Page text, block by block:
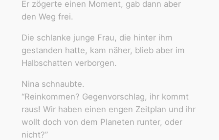
Er zögerte einen Moment, gab dann aber
den Weg frei.
Die schlanke junge Frau, die hinter ihm
gestanden hatte, kam näher, blieb aber im
Halbschatten verborgen.
Nina schnaubte.
“Reinkommen? Gegenvorschlag, ihr kommt
raus! Wir haben einen engen Zeitplan und ihr
wollt doch von dem Planeten runter, oder
nicht?”